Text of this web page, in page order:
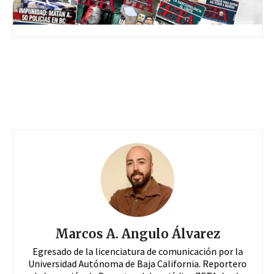
Marcos A. Angulo Álvarez
Egresado de la licenciatura de comunicación por la
Universidad Autónoma de Baja California. Reportero